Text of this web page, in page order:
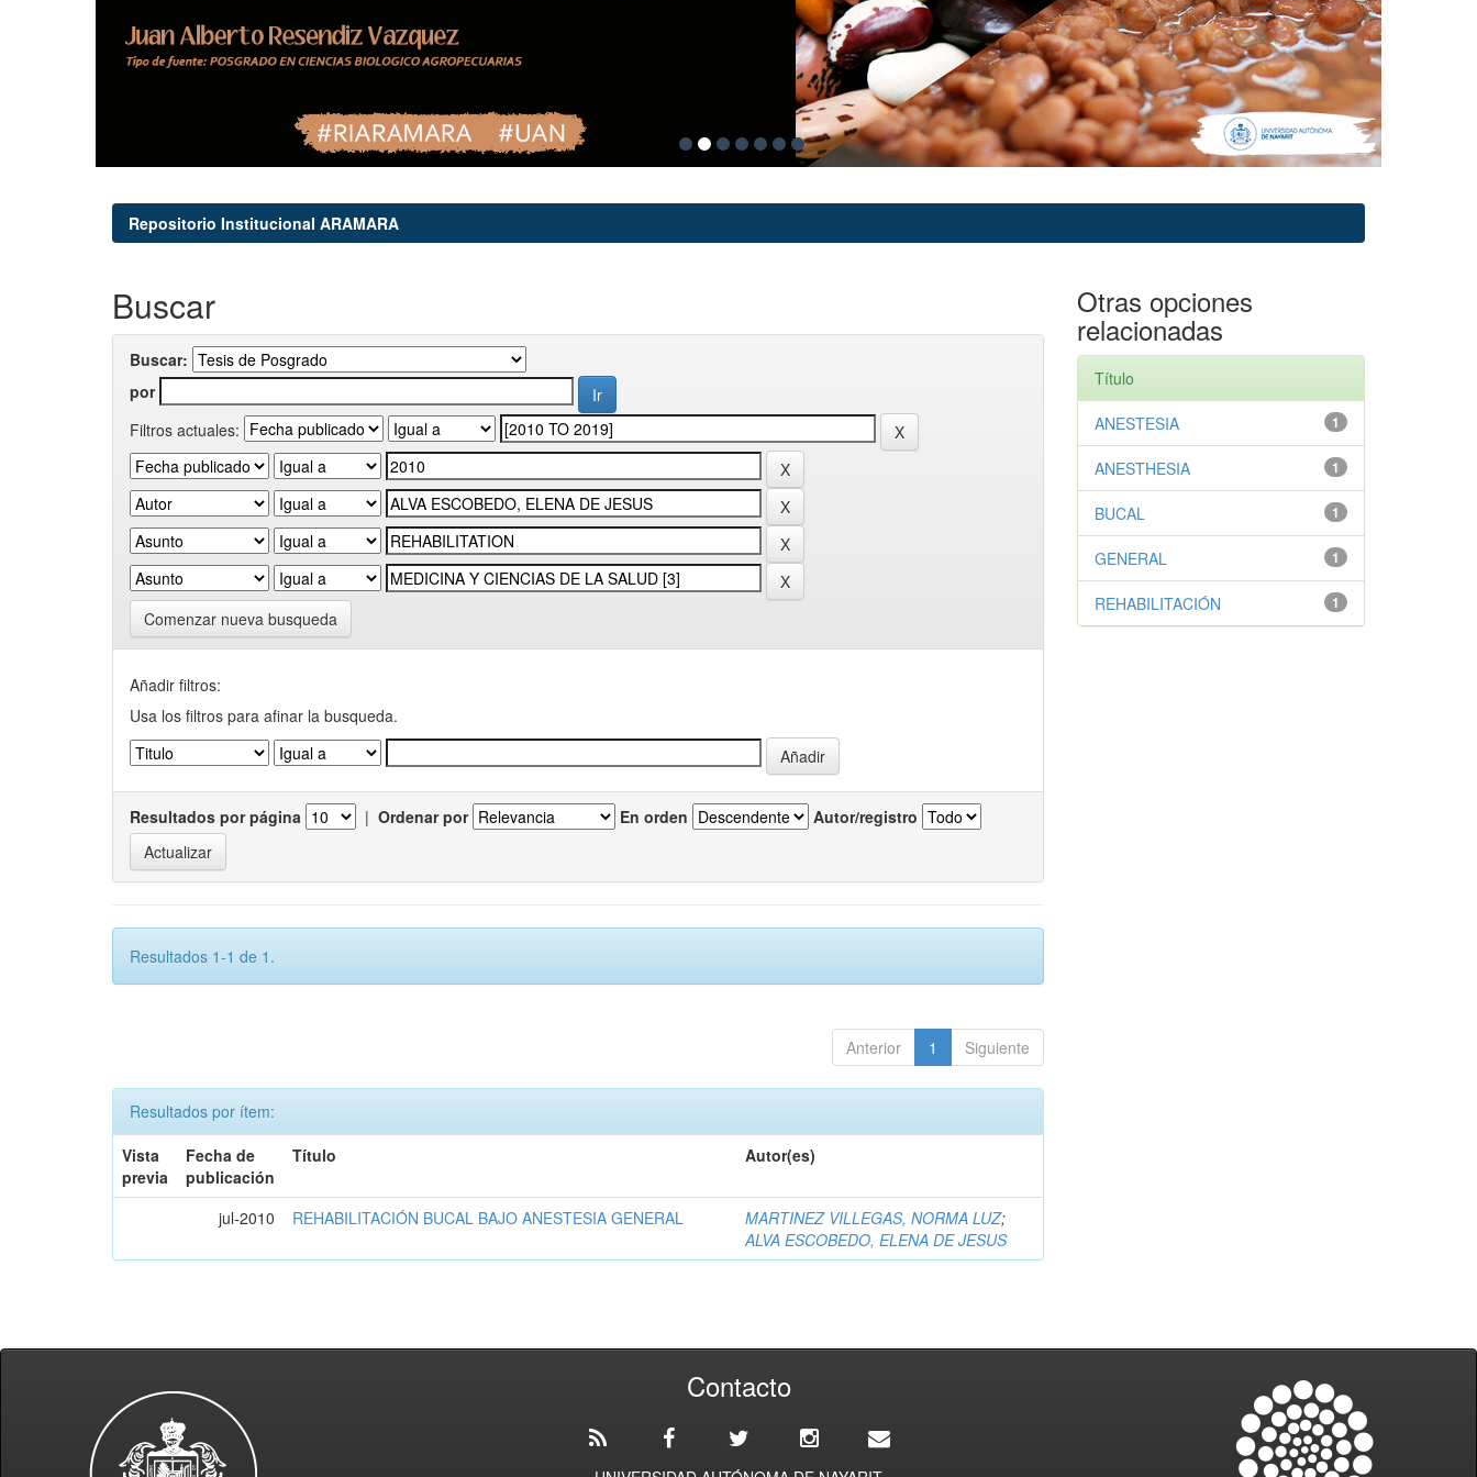
Repositorio Institucional ARAMARA
Buscar
Buscar:
por
Filtros actuales:
Comenzar nueva busqueda
Añadir filtros:
Usa los filtros para afinar la busqueda.
Resultados por página | Ordenar por En orden Autor/registro
Resultados 1-1 de 1.
Anterior 1 Siguiente
Resultados por ítem:
Vista
previa
Fecha de
publicación
Título Autor(es)
jul-2010 REHABILITACIÓN BUCAL BAJO ANESTESIA GENERAL MARTINEZ VILLEGAS, NORMA LUZ;
ALVA ESCOBEDO, ELENA DE JESUS
Otras opciones
relacionadas
Título
1
ANESTESIA
1
ANESTHESIA
1
BUCAL
1
GENERAL
1
REHABILITACIÓN
Contacto